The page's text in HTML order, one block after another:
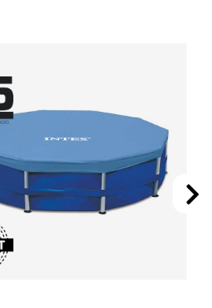
dina individuella fitnessmål i